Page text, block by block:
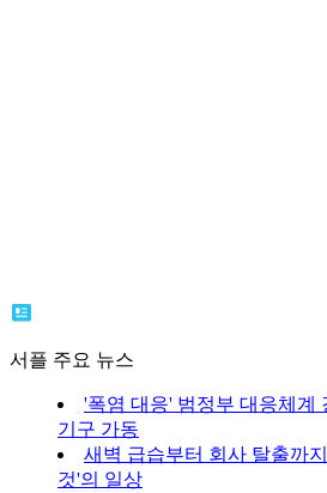
서플 주요 뉴스
'폭염 대응' 범정부 대응체
기구 가동
새벽 급습부터 회사 탈출까
것'의 일상